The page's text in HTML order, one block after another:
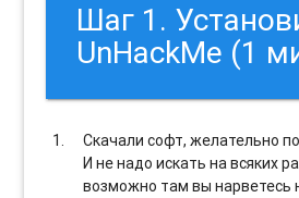
Шаг 1.
UnHackMe (1
Скачали софт, желательно
И не надо искать на всяких
возможно там вы нарветесь